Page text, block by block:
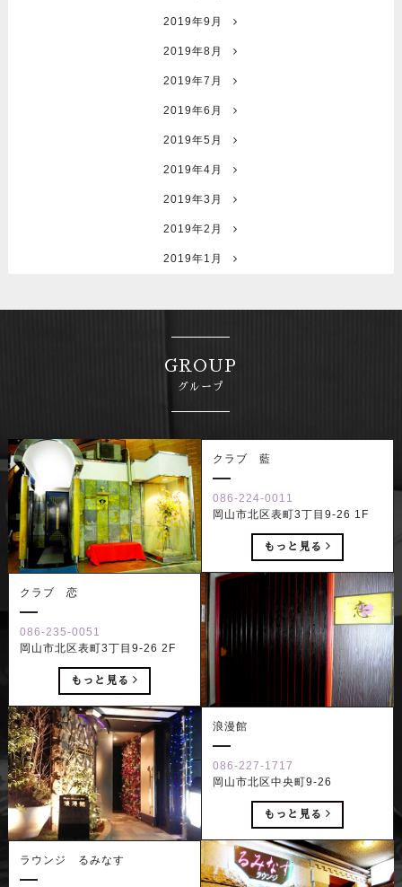
2019年9月
2019年8月
2019年7月
2019年6月
2019年5月
2019年4月
2019年3月
2019年2月
2019年1月
GROUP
グループ
クラブ 藍
086-224-0011
岡山市北区表町3丁目9-26 1F
もっと見る
クラブ 恋
086-235-0051
岡山市北区表町3丁目9-26 2F
もっと見る
浪漫館
086-227-1717
岡山市北区中央町9-26
もっと見る
ラウンジ るみなす